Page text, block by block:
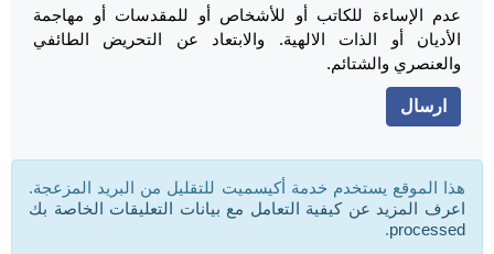
عدم الإساءة للكاتب أو للأشخاص أو للمقدسات أو مهاجمة
الأديان أو الذات الالهية. والابتعاد عن التحريض الطائفي
والعنصري والشتائم.
هذا الموقع يستخدم خدمة أكيسميت للتقليل من البريد المزعجة.
اعرف المزيد عن كيفية التعامل مع بيانات التعليقات الخاصة بك
processed
.